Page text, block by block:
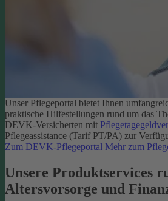
Unser Pflegeportal bietet Ihnen
praktische Hilfestellungen rund um das
DEVK-Versicherten mit
Pflegeassistance (Tarif PT/PA) zur
Zum DEVK-Pflegeportal Mehr zum
Unsere Produktservices
Altersvorsorge und